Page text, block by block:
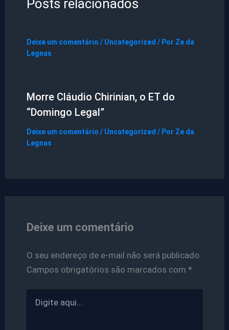
Posts relacionados
Deixe um comentário / Uncategorized / Por Ze da
Legnas
Morre Cláudio Chirinian, o ET do
“Domingo Legal”
Deixe um comentário / Uncategorized / Por Ze da
Legnas
Deixe um comentário
O seu endereço de e-mail não será publicado.
Campos obrigatórios são marcados com *
aqui...